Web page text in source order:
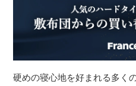
硬めの寝心地を好まれる多く